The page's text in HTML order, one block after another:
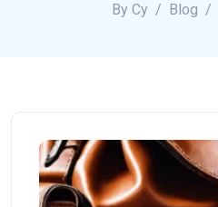
By Cy Blog